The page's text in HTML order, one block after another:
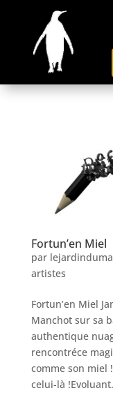
Fortun’en Miel
par
artistes
Fortun’en Miel
Manchot sur sa
authentique
rencontréce
comme son miel
celui-là